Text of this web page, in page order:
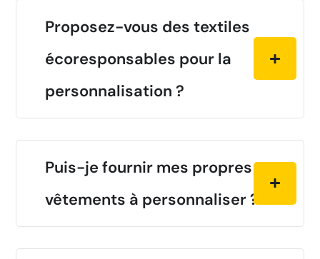
Proposez-vous des textiles
écoresponsables pour la
personnalisation ?
Puis-je fournir mes propres
vêtements à personnaliser ?